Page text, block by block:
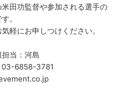
田功監督や参加される選手の
。
軽にお申しつけください。
当：河島
6858-3781